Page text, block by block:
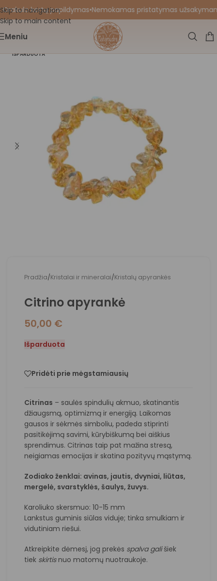
Skip to navigation
Skip to main content
kortų papildymas•Nemokamas pristatymas
Meniu
IŠPARDUOTA
Pradžia/Kristalai ir mineralai/Kristalų apyrankės
Citrino apyrankė
50,00 €
Išparduota
Pridėti prie mėgstamiausių
Citrinas – saulės spindulių akmuo, skatinantis
džiaugsmą, optimizmą ir energiją. Laikomas
gausos ir sėkmės simboliu, padeda stiprinti
pasitikėjimą savimi, kūrybiškumą bei aiškius
sprendimus. Citrinas taip pat mažina stresą,
neigiamas emocijas ir skatina pozityvų mąstymą.
Zodiako ženklai: avinas, jautis, dvyniai, liūtas,
mergelė, svarstyklės, šaulys, žuvys.
Karoliuko skersmuo: 10-15 mm
Lankstus guminis siūlas viduje; tinka smulkiam ir
vidutiniam riešui.
Atkreipkite dėmesį, jog prekės spalva gališiek
tiek skirtisnuo matomų nuotraukoje.